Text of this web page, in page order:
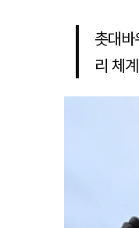
촛대
리 체